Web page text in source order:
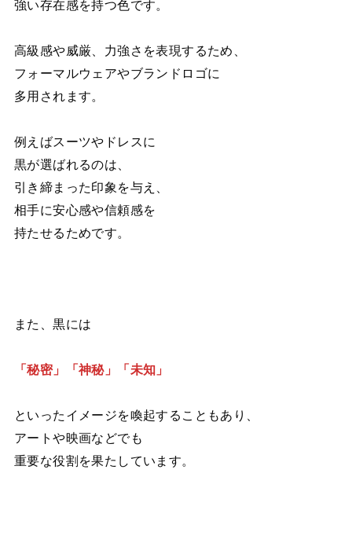
強い存在感を持つ色です。
高級感や威厳、力強さを表現するため、
フォーマルウェアやブランドロゴに
多用されます。
例えばスーツやドレスに
黒が選ばれるのは、
引き締まった印象を与え、
相手に安心感や信頼感を
持たせるためです。
また、黒には
「秘密」「神秘」「未知」
といったイメージを喚起することもあり、
アートや映画などでも
重要な役割を果たしています。